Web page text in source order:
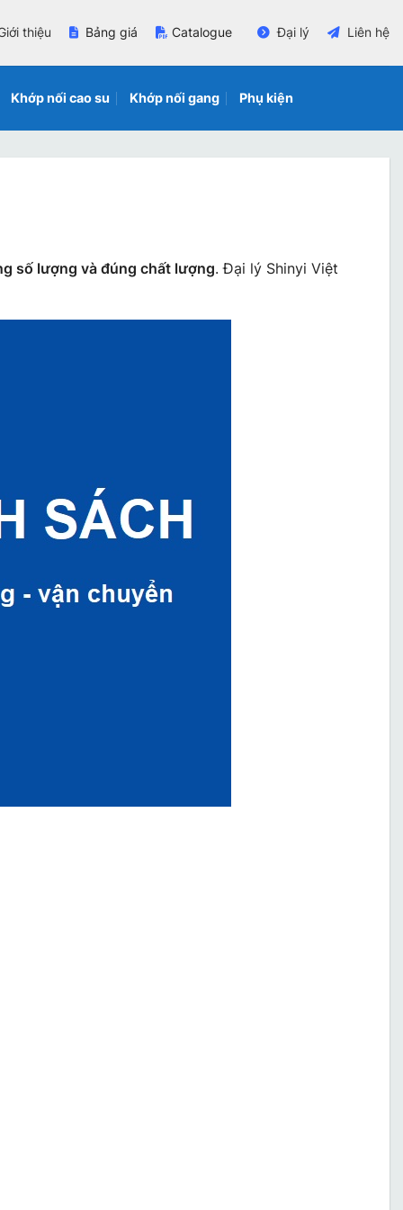
thiệu Bảng giá Catalogue Đại lý Liên hệ
Khớp nối cao su Khớp nối gang Phụ kiện
số lượng và đúng chất lượng. Đại lý Shinyi Việt